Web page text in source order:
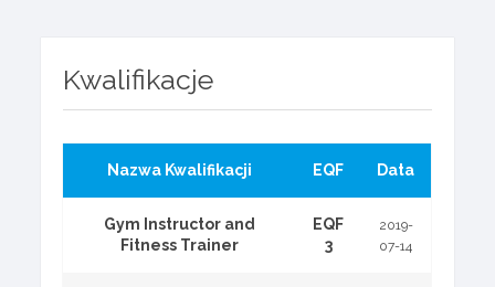
Kwalifikacje
Nazwa Kwalifikacji EQF Data
Gym Instructor and
Fitness Trainer
EQF
3
2019-
07-14